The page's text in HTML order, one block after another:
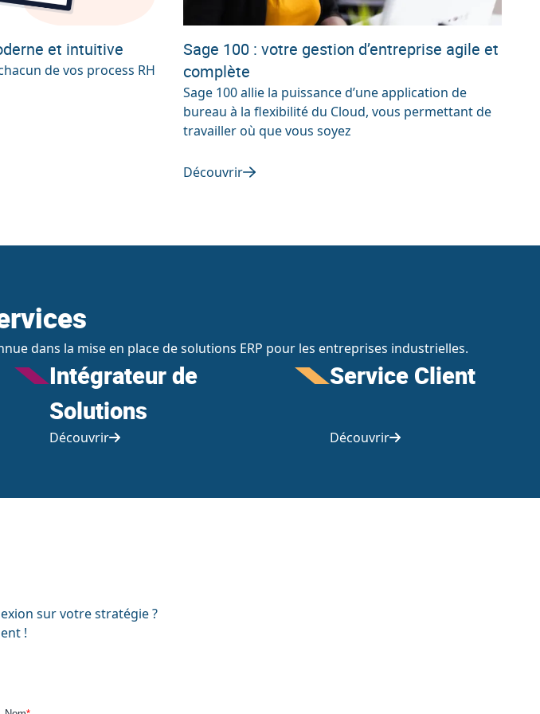
et intuitive
de vos process RH
Sage 100 : votre gestion d’entreprise agile et
complète
Sage 100 allie la puissance d’une application de
bureau à la flexibilité du Cloud, vous permettant de
travailler où que vous soyez
Découvrir
dans la mise en place de solutions ERP pour les entreprises industrielles.
Intégrateur de
Solutions
Découvrir
Service Client
Découvrir
sur votre stratégie ?
!